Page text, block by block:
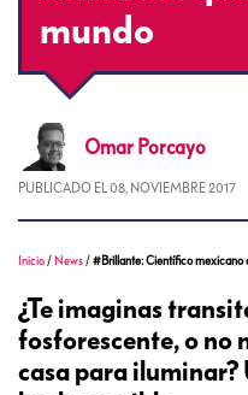
mundo
Omar Porcayo
PUBLICADO EL 08, NOVIEMBRE 2017
Inicio / News /#Brillante: Científico mexicano
¿Te imaginas
fosforescente, o no
casa para iluminar?